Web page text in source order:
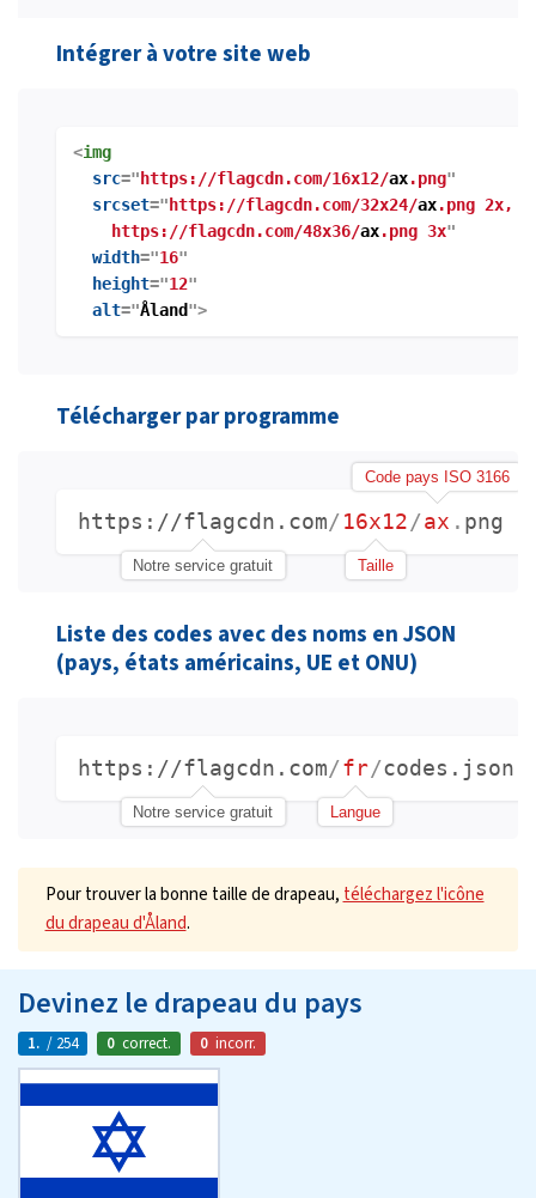
Intégrer à votre site web
<img
src=" https://flagcdn.com/16x12/ax.png"
srcset=" https://flagcdn.com/32x24/ax.png 2x,
https://flagcdn.com/48x36/ax.png 3x"
width="16"
height="12"
alt="Åland">
Télécharger par programme
https://flagcdn.com
Notre service gratuit
/16x12
Taille
/ax
Code pays ISO 3166
. png
Liste des codes avec des noms en JSON
(pays, états américains, UE et ONU)
https://flagcdn.com
Notre service gratuit
/fr
Langue
/codes.json
Pour trouver la bonne taille de drapeau, téléchargez l'icône
du drapeau d'Åland.
Devinez le drapeau du pays
1. / 254 0 correct. 0 incorr.